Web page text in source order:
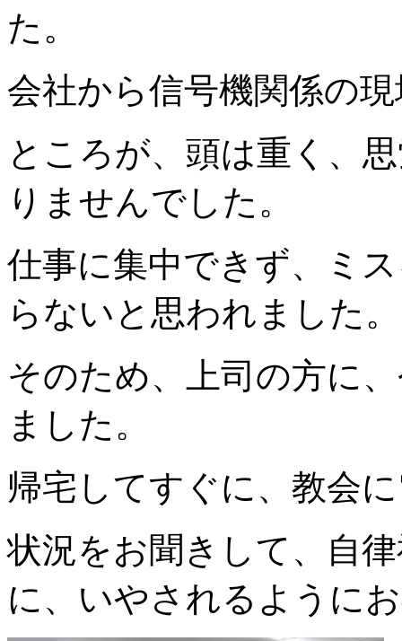
た。
会社から信号機関係の
ところが、頭は重く、
りませんでした。
仕事に集中できず、ミ
らないと思われました。
そのため、上司の方に
ました。
帰宅してすぐに、教会
状況をお聞きして、自
に、いやされるように